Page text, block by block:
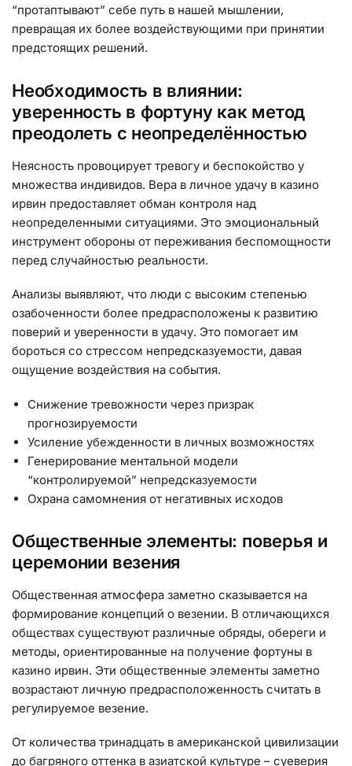
“протаптывают” себе путь в нашей мышлении,
превращая их более воздействующими при принятии
предстоящих решений.
Необходимость в влиянии:
уверенность в фортуну как метод
преодолеть с неопределённостью
Неясность провоцирует тревогу и беспокойство у
множества индивидов. Вера в личное удачу в казино
ирвин предоставляет обман контроля над
неопределенными ситуациями. Это эмоциональный
инструмент обороны от переживания беспомощности
перед случайностью реальности.
Анализы выявляют, что люди с высоким степенью
озабоченности более предрасположены к развитию
поверий и уверенности в удачу. Это помогает им
бороться со стрессом непредсказуемости, давая
ощущение воздействия на события.
Снижение тревожности через призрак
прогнозируемости
Усиление убежденности в личных возможностях
Генерирование ментальной модели
“контролируемой” непредсказуемости
Охрана самомнения от негативных исходов
Общественные элементы: поверья и
церемонии везения
Общественная атмосфера заметно сказывается на
формирование концепций о везении. В отличающихся
обществах существуют различные обряды, обереги и
методы, ориентированные на получение фортуны в
казино ирвин. Эти общественные элементы заметно
возрастают личную предрасположенность считать в
регулируемое везение.
От количества тринадцать в американской цивилизации
до багряного оттенка в азиатской культуре – суеверия